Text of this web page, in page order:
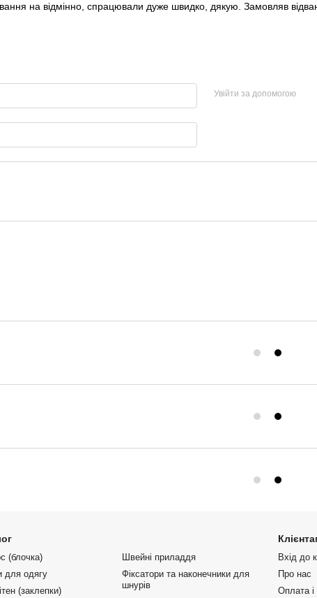
на відмінно, спрацювали дуже швидко, дякую. Замовляв
Увійти за допомогою
(блочка)
для одягу
(заклепки)
Швейні приладдя
Фіксатори та наконечники для
шнурів
Вхід до
Про нас
Оплата і